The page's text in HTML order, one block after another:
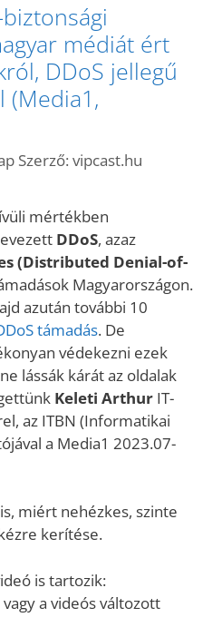
médiát ért
DDoS jellegű
Szerző: vipcast.hu
mértékben
DDoS, azaz
(Distributed Denial-of-
Magyarországon.
azután további 10
támadás. De
védekezni ezek
lássák kárát az oldalak
Keleti Arthur IT-
az ITBN (Informatikai
a Media1 2023.07-
miért nehézkes, szinte
kerítése.
is tartozik:
a videós változott